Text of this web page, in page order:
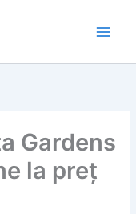
Gardens
la preț